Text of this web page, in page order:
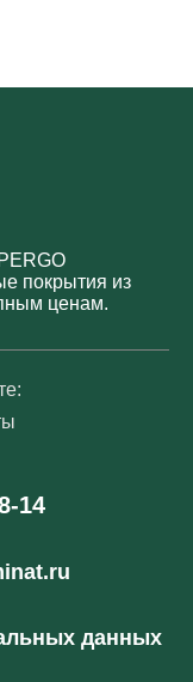
покрытия из
ценам.
14
данных